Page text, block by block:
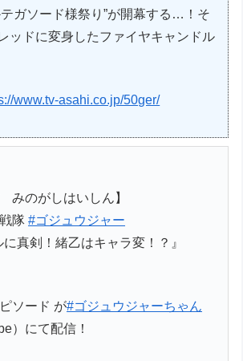
ガソード様祭り”が開幕する…！そ
ッドに変身したファイヤキャンドル
www.tv-asahi.co.jp/50ger/
のがしはいしん】
隊#ゴジュウジャー
に真剣！緒乙はキャラ変！？』
ソード が#ゴジュウジャーちゃん
）にて配信！